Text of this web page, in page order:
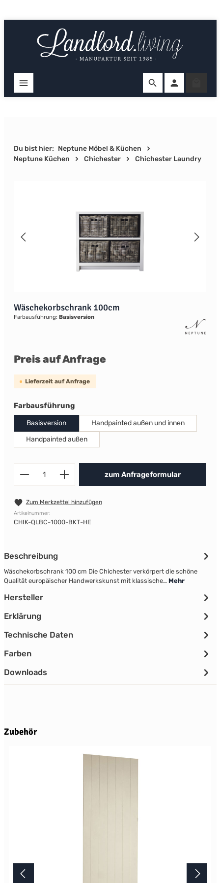
Du bist hier: Neptune Möbel & Küchen
Neptune Küchen
Chichester Chichester Laundry
Wäschekorbschrank 100cm
Farbausführung: Basisversion
Preis auf Anfrage
Lieferzeit auf Anfrage
Farbausführungauswählen
Basisversion
Handpainted außen und innen
Handpainted außen
Produkt Anzahl: Gib den
zum Anfrageformular
Zum Merkzettel hinzufügen
Artikelnummer:
CHIK-QLBC-1000-BKT-HE
Beschreibung
Wäschekorbschrank 100 cm Die Chichester verkörpert die schöne
Qualität europäischer Handwerkskunst mit klassische… Mehr
Hersteller
Erklärung
Technische Daten
Farben
Downloads
Produktgalerie überspringen
Zubehör